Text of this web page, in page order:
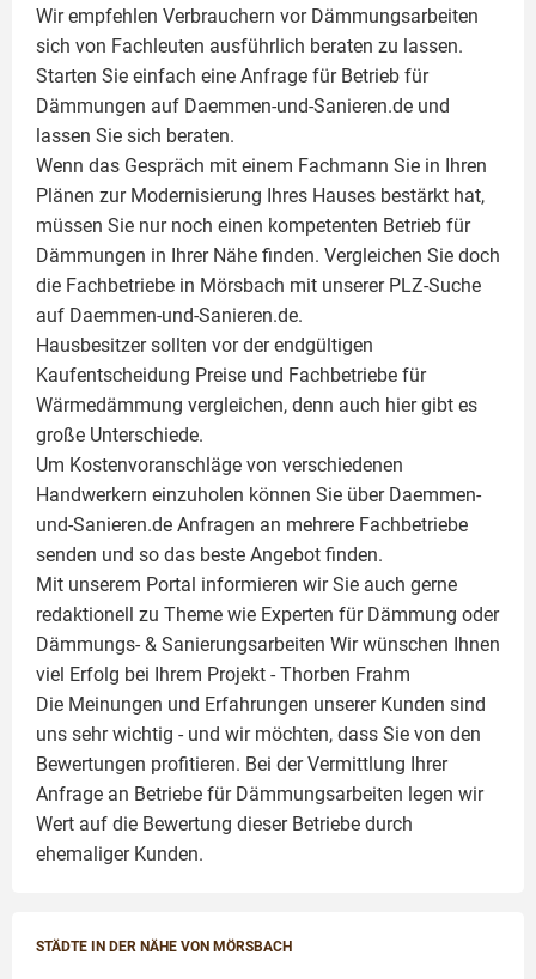
Wir empfehlen Verbrauchern vor Dämmungsarbeiten
sich von Fachleuten ausführlich beraten zu lassen.
Starten Sie einfach eine Anfrage für Betrieb für
Dämmungen auf Daemmen-und-Sanieren.de und
lassen Sie sich beraten.
Wenn das Gespräch mit einem Fachmann Sie in Ihren
Plänen zur Modernisierung Ihres Hauses bestärkt hat,
müssen Sie nur noch einen kompetenten Betrieb für
Dämmungen in Ihrer Nähe finden. Vergleichen Sie doch
die Fachbetriebe in Mörsbach mit unserer PLZ-Suche
auf Daemmen-und-Sanieren.de.
Hausbesitzer sollten vor der endgültigen
Kaufentscheidung Preise und Fachbetriebe für
Wärmedämmung vergleichen, denn auch hier gibt es
große Unterschiede.
Um Kostenvoranschläge von verschiedenen
Handwerkern einzuholen können Sie über Daemmen-
und-Sanieren.de Anfragen an mehrere Fachbetriebe
senden und so das beste Angebot finden.
Mit unserem Portal informieren wir Sie auch gerne
redaktionell zu Theme wie Experten für Dämmung oder
Dämmungs- & Sanierungsarbeiten Wir wünschen Ihnen
viel Erfolg bei Ihrem Projekt - Thorben Frahm
Die Meinungen und Erfahrungen unserer Kunden sind
uns sehr wichtig - und wir möchten, dass Sie von den
Bewertungen profitieren. Bei der Vermittlung Ihrer
Anfrage an Betriebe für Dämmungsarbeiten legen wir
Wert auf die Bewertung dieser Betriebe durch
ehemaliger Kunden.
STÄDTE IN DER NÄHE VON MÖRSBACH